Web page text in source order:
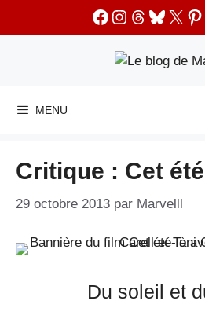
Facebook
Instagram
Threads
X
MENU
Critique : Cet
29 octobre 2013 par Marvelll
Du soleil et